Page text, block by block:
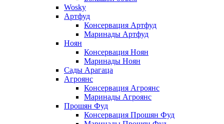
Wosky
Артфуд
Консервация Артфуд
Маринады Артфуд
Ноян
Консервация Ноян
Маринады Ноян
Сады Арагаца
Агроянс
Консервация Агроянс
Маринады Агроянс
Прошян Фуд
Консервация Прошян Фуд